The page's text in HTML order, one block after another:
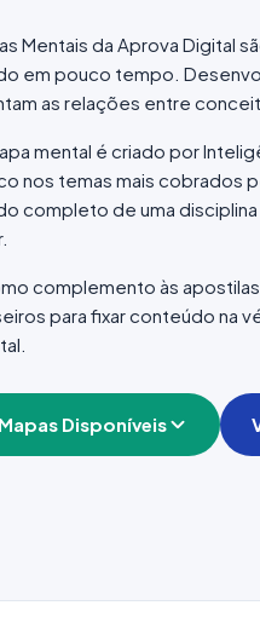
Mentais da Aprova Digital
em pouco tempo.
as relações entre
mental é criado por
nos temas mais cobrados
completo de uma disciplina
complemento às
para fixar conteúdo na
Disponíveis